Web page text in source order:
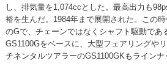
し、排気量を1,074ccとした。最高出力も
裕を生んだ。1984年まで展開された。この
のGで、チェーンではなくシャフト駆動であ
GS1100Gをベースに、大型フェアリングや
チネンタルツアラーのGS1100GKもラインナ